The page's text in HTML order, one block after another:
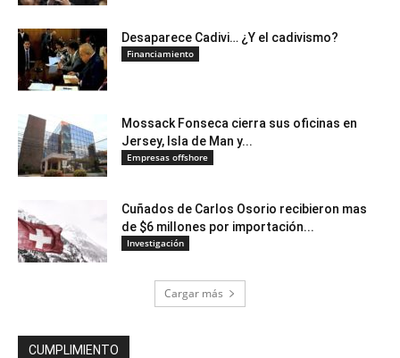
Desaparece Cadivi… ¿Y el cadivismo?
Financiamiento
Mossack Fonseca cierra sus oficinas en
Jersey, Isla de Man y...
Empresas offshore
Cuñados de Carlos Osorio recibieron mas
de $6 millones por importación...
Investigación
Cargar más
CUMPLIMIENTO